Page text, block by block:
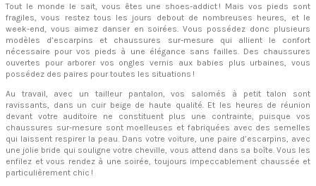
Tout le monde le sait, vous êtes une shoes-addict ! Mais vos pieds sont
fragiles, vous restez tous les jours debout de nombreuses heures, et le
week-end, vous aimez danser en soirées. Vous possédez donc plusieurs
modèles d’escarpins et chaussures sur-mesure qui allient le confort
nécessaire pour vos pieds à une élégance sans failles. Des chaussures
ouvertes pour arborer vos ongles vernis aux babies plus urbaines, vous
possédez des paires pour toutes les situations !
Au travail, avec un tailleur pantalon, vos salomés à petit talon sont
ravissants, dans un cuir beige de haute qualité. Et les heures de réunion
devant votre auditoire ne constituent plus une contrainte, puisque vos
chaussures sur-mesure sont moelleuses et fabriquées avec des semelles
qui laissent respirer la peau. Dans votre voiture, une paire d’escarpins, avec
une jolie bride qui souligne votre cheville, vous attend dans sa boîte. Vous les
enfilez et vous rendez à une soirée, toujours impeccablement chaussée et
particulièrement chic !